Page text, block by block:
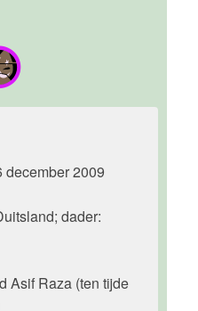
december 2009
dader:
Asif Raza (ten tijde